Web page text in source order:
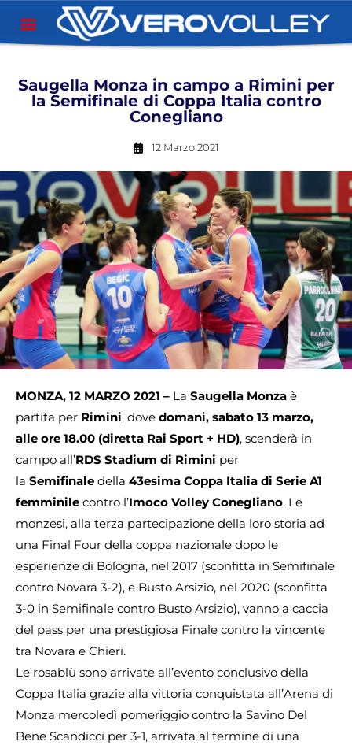
Saugella Monza in campo a Rimini per
la Semifinale di Coppa Italia contro
Conegliano
12 Marzo 2021
MONZA, 12 MARZO 2021 – La Saugella Monza è
partita per Rimini, dove domani, sabato 13 marzo,
alle ore 18.00 (diretta Rai Sport + HD), scenderà in
campo all’RDS Stadium di Rimini per
la Semifinale della 43esima Coppa Italia di Serie A1
femminile contro l’Imoco Volley Conegliano. Le
monzesi, alla terza partecipazione della loro storia ad
una Final Four della coppa nazionale dopo le
esperienze di Bologna, nel 2017 (sconfitta in Semifinale
contro Novara 3-2), e Busto Arsizio, nel 2020 (sconfitta
3-0 in Semifinale contro Busto Arsizio), vanno a caccia
del pass per una prestigiosa Finale contro la vincente
tra Novara e Chieri.
Le rosablù sono arrivate all’evento conclusivo della
Coppa Italia grazie alla vittoria conquistata all’Arena di
Monza mercoledì pomeriggio contro la Savino Del
Bene Scandicci per 3-1, arrivata al termine di una